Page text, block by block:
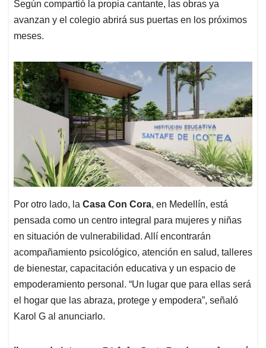
Según compartió la propia cantante, las obras ya
avanzan y el colegio abrirá sus puertas en los próximos
meses.
Por otro lado, la Casa Con Cora, en Medellín, está
pensada como un centro integral para mujeres y niñas
en situación de vulnerabilidad. Allí encontrarán
acompañamiento psicológico, atención en salud, talleres
de bienestar, capacitación educativa y un espacio de
empoderamiento personal. “Un lugar que para ellas será
el hogar que las abraza, protege y empodera”, señaló
Karol G al anunciarlo.